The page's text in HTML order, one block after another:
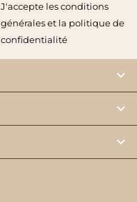
J'accepte les conditions
générales et la politique de
confidentialité


